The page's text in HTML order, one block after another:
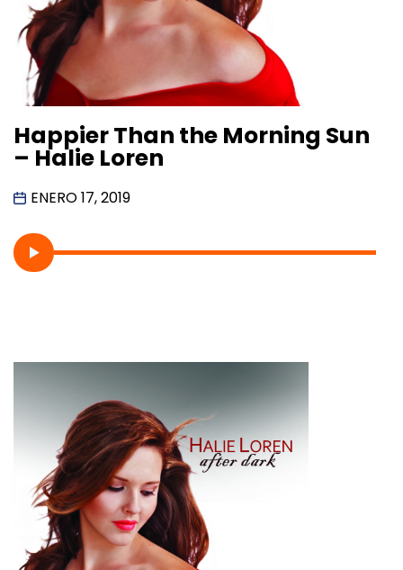
Happier Than the Morning Sun
– Halie Loren
ENERO 17, 2019